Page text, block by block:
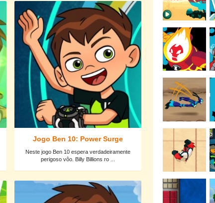
Jogo Ben 10: Power Surge
Neste jogo Ben 10 espera verdadeiramente
perigoso vôo. Billy Billions ro ...